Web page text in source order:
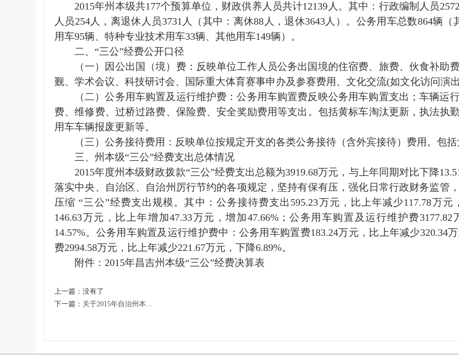
2015年州本级共177个预算单位，财政供养人员共计12139人。其中：行政编制人员
人员254人，离退休人员3731人（其中：离休88人，退休3643人）。公务用车总数864辆
用车95辆、特种专业技术用车33辆、其他用车149辆）。
二、“三公”经费公开口径
（一）因公出国（境）费：反映单位工作人员公务出国境的住宿费、旅费、伙食补助
觐、学术会议、科技研讨会、国际重大体育赛事申办及参赛费用、文化交流(如文化访问演
（二）公务用车购置及运行维护费：公务用车购置费反映公务用车购置支出；车辆运
费、维修费、过桥过路费、保险费、安全奖励费用等支出。包括黄标车淘汰更新，执法执
用车车辆报废更新等。
（三）公务接待费用：反映单位按规定开支的各类公务接待（含外宾接待）费用。包
三、州本级“三公”经费支出总体情况
2015年度州本级财政拨款“三公”经费支出总额为3919.68万元，与上年同期对比下降
落实中央、自治区、自治州厉行节约的各项规定，坚持有保有压，强化日常行政财务监管
压缩 “三公”经费支出规模。其中：公务接待费支出595.23万元，比上年减少117.78万元
146.63万元，比上年增加47.33万元，增加47.66%；公务用车购置及运行维护费
14.57%。公务用车购置及运行维护费中：公务用车购置费183.24万元，比上年减少320.34
费2994.58万元，比上年减少221.67万元，下降6.89%。
附件： 2015年昌吉州本级“三公”经费决算表
上一篇： 没有了
下一篇： 关于2015年自治州本...